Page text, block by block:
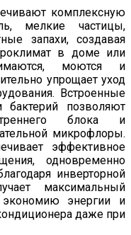
комплексную
мелкие частицы,
запахи, создавая
в доме или
моются и
упрощает уход
Встроенные
позволяют
блока и
микрофлоры.
эффективное
одновременно
инверторной
максимальный
экономию энергии и
даже при